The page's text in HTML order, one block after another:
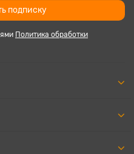
подписку
Политика обработки